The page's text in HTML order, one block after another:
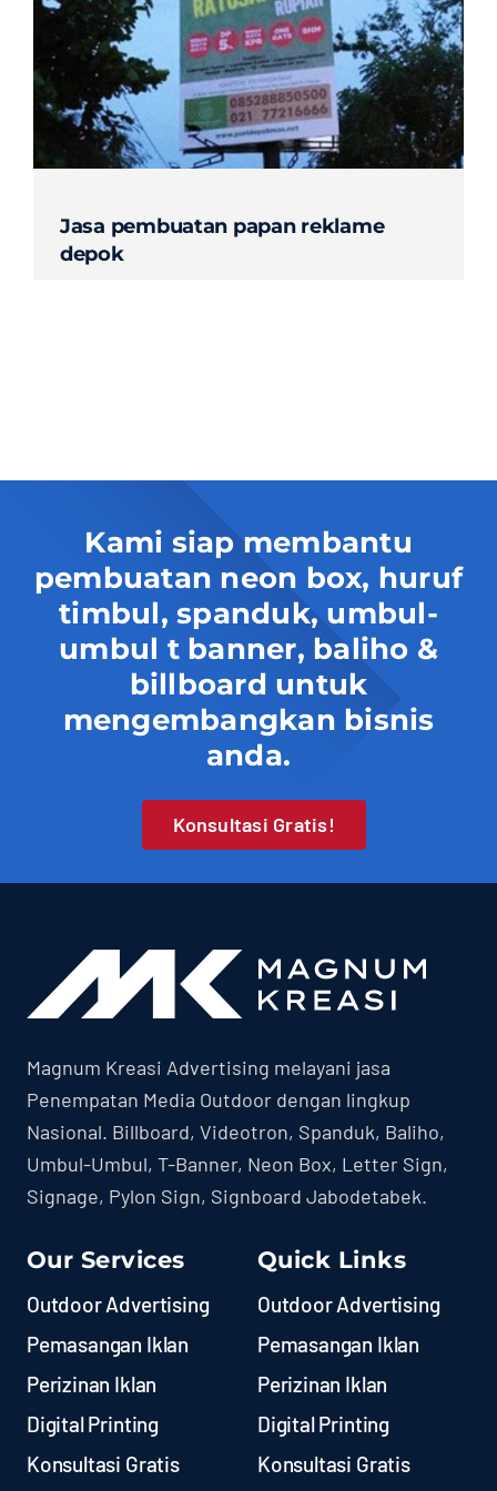
Contact
Jasa pembuatan papan reklame
depok
Kami siap membantu
pembuatan neon box, huruf
timbul, spanduk, umbul-
umbul t banner, baliho &
billboard untuk
mengembangkan bisnis
anda.
Konsultasi Gratis!
Magnum Kreasi Advertising melayani jasa
Penempatan Media Outdoor dengan lingkup
Nasional. Billboard, Videotron, Spanduk, Baliho,
Umbul-Umbul, T-Banner, Neon Box, Letter Sign,
Signage, Pylon Sign, Signboard Jabodetabek.
Our Services
Outdoor Advertising
Pemasangan Iklan
Perizinan Iklan
Digital Printing
Konsultasi Gratis
Quick Links
Outdoor Advertising
Pemasangan Iklan
Perizinan Iklan
Digital Printing
Konsultasi Gratis